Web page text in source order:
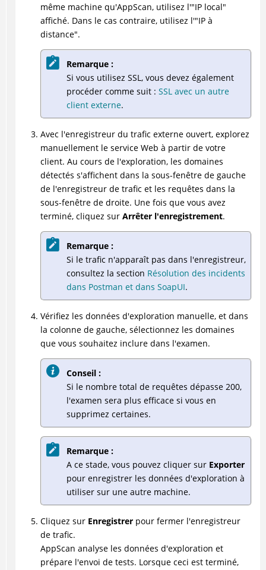
même machine qu'AppScan, utilisez l'"IP local"
affiché. Dans le cas contraire, utilisez l'"IP à
distance".
Remarque :
Si vous utilisez SSL, vous devez également
procéder comme suit : SSL avec un autre
client externe.
Avec l'enregistreur du trafic externe ouvert, explorez
manuellement le service Web à partir de votre
client. Au cours de l'exploration, les domaines
détectés s'affichent dans la sous-fenêtre de gauche
de l'enregistreur de trafic et les requêtes dans la
sous-fenêtre de droite. Une fois que vous avez
terminé, cliquez sur Arrêter l'enregistrement.
Remarque :
Si le trafic n'apparaît pas dans l'enregistreur,
consultez la section Résolution des incidents
dans Postman et dans SoapUI.
Vérifiez les données d'exploration manuelle, et dans
la colonne de gauche, sélectionnez les domaines
que vous souhaitez inclure dans l'examen.
Conseil :
Si le nombre total de requêtes dépasse 200,
l'examen sera plus efficace si vous en
supprimez certaines.
Remarque :
A ce stade, vous pouvez cliquer sur Exporter
pour enregistrer les données d'exploration à
utiliser sur une autre machine.
Cliquez sur Enregistrerpour fermer l'enregistreur
de trafic.
AppScan analyse les données d'exploration et
prépare l'envoi de tests. Lorsque ceci est terminé,